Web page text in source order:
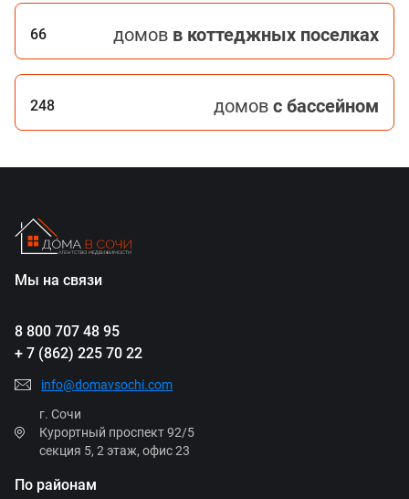
66 домов в коттеджных поселках
248 домов с бассейном
Мы на связи
8 800 707 48 95
+ 7 (862) 225 70 22
info@domavsochi.com
г. Сочи
Курортный проспект 92/5
секция 5, 2 этаж, офис 23
По районам